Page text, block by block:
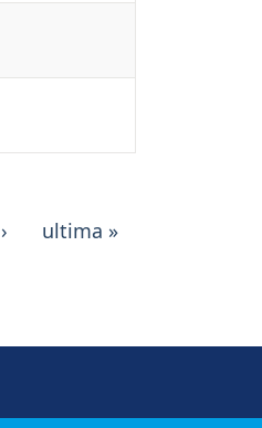
Pagina successiva
ultima »Ultima pagina